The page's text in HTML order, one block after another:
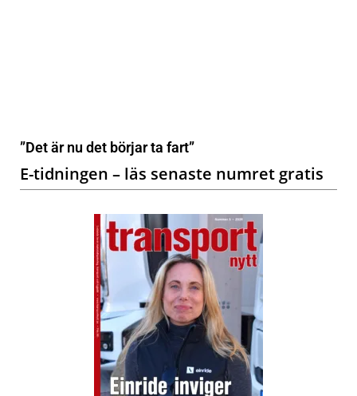
”Det är nu det börjar ta fart”
E-tidningen – läs senaste numret gratis